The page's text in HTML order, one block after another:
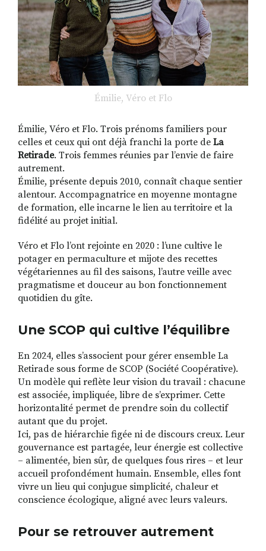
Émilie, Véro et Flo
Émilie, Véro et Flo. Trois prénoms familiers pour
celles et ceux qui ont déjà franchi la porte de La
Retirade. Trois femmes réunies par l’envie de faire
autrement.
Émilie, présente depuis 2010, connaît chaque sentier
alentour. Accompagnatrice en moyenne montagne
de formation, elle incarne le lien au territoire et la
fidélité au projet initial.
Véro et Flo l’ont rejointe en 2020 : l’une cultive le
potager en permaculture et mijote des recettes
végétariennes au fil des saisons, l’autre veille avec
pragmatisme et douceur au bon fonctionnement
quotidien du gîte.
Une SCOP qui cultive l’équilibre
En 2024, elles s’associent pour gérer ensemble La
Retirade sous forme de SCOP (Société Coopérative).
Un modèle qui reflète leur vision du travail : chacune
est associée, impliquée, libre de s’exprimer. Cette
horizontalité permet de prendre soin du collectif
autant que du projet.
Ici, pas de hiérarchie figée ni de discours creux. Leur
gouvernance est partagée, leur énergie est collective
– alimentée, bien sûr, de quelques fous rires – et leur
accueil profondément humain. Ensemble, elles font
vivre un lieu qui conjugue simplicité, chaleur et
conscience écologique, aligné avec leurs valeurs.
Pour se retrouver autrement